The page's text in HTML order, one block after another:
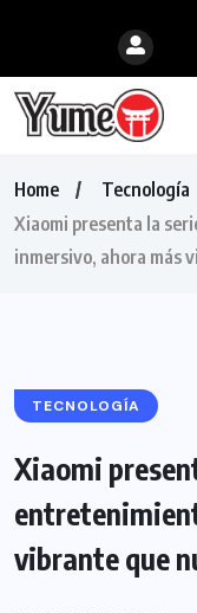
Home
Tecnología
Xiaomi presenta la
inmersivo, ahora más
TECNOLOGÍA
Xiaomi
vibrante que